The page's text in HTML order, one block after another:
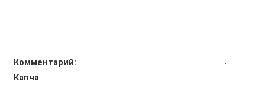
Комментарий:
Капча